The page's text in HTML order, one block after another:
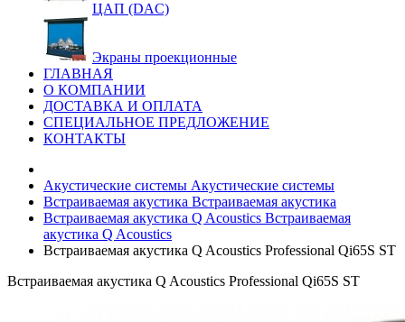
ЦАП (DAC)
Экраны проекционные
ГЛАВНАЯ
О КОМПАНИИ
ДОСТАВКА И ОПЛАТА
СПЕЦИАЛЬНОЕ ПРЕДЛОЖЕНИЕ
КОНТАКТЫ
Акустические системы Акустические системы
Встраиваемая акустика Встраиваемая акустика
Встраиваемая акустика Q Acoustics Встраиваемая
акустика Q Acoustics
Встраиваемая акустика Q Acoustics Professional Qi65S ST
Встраиваемая акустика Q Acoustics Professional Qi65S ST